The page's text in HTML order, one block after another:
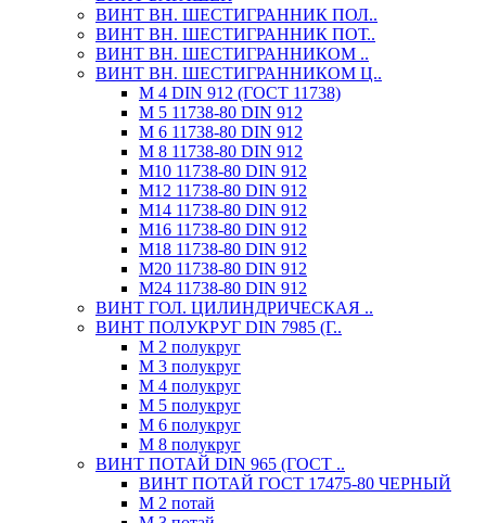
ВИНТ ВН. ШЕСТИГРАННИК ПОЛ..
ВИНТ ВН. ШЕСТИГРАННИК ПОТ..
ВИНТ ВН. ШЕСТИГРАННИКОМ ..
ВИНТ ВН. ШЕСТИГРАННИКОМ Ц..
М 4 DIN 912 (ГОСТ 11738)
М 5 11738-80 DIN 912
М 6 11738-80 DIN 912
М 8 11738-80 DIN 912
М10 11738-80 DIN 912
М12 11738-80 DIN 912
М14 11738-80 DIN 912
М16 11738-80 DIN 912
М18 11738-80 DIN 912
М20 11738-80 DIN 912
М24 11738-80 DIN 912
ВИНТ ГОЛ. ЦИЛИНДРИЧЕСКАЯ ..
ВИНТ ПОЛУКРУГ DIN 7985 (Г..
М 2 полукруг
М 3 полукруг
М 4 полукруг
М 5 полукруг
М 6 полукруг
М 8 полукруг
ВИНТ ПОТАЙ DIN 965 (ГОСТ ..
ВИНТ ПОТАЙ ГОСТ 17475-80 ЧЕРНЫЙ
М 2 потай